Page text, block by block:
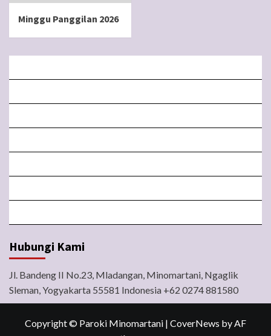
Minggu Panggilan 2026
Hubungi Kami
Jl. Bandeng II No.23, Mladangan, Minomartani, Ngaglik
Sleman, Yogyakarta 55581 Indonesia +62 0274 881580
Copyright © Paroki Minomartani | CoverNews by AF